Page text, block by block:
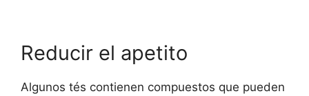
Reducir el apetito
Algunos tés contienen compuestos que pueden